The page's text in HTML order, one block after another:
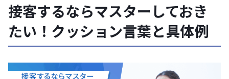
接客するならマスターしておき
たい！クッション言葉と具体例